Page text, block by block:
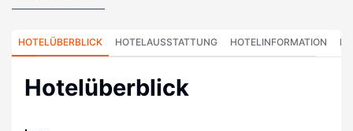
HOTELÜBERBLICK HOTELAUSSTATTUNG HOTELINFORMATION
Hotelüberblick